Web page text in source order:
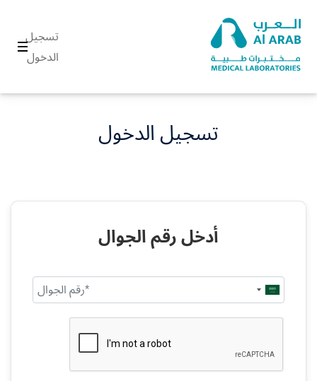
تسجيل
الدخول
تسجيل الدخول
أدخل رقم الجوال
Saudi
Arabia